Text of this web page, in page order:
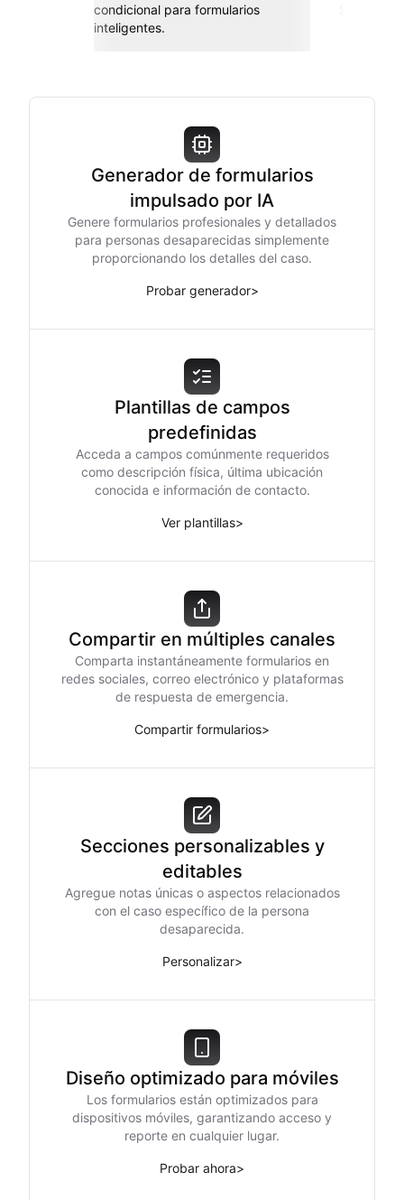
condicional para formularios
inteligentes.
Generador de formularios
impulsado por IA
Genere formularios profesionales y detallados
para personas desaparecidas simplemente
proporcionando los detalles del caso.
Probar generador>
Plantillas de campos
predefinidas
Acceda a campos comúnmente requeridos
como descripción física, última ubicación
conocida e información de contacto.
Ver plantillas>
Compartir en múltiples canales
Comparta instantáneamente formularios en
redes sociales, correo electrónico y plataformas
de respuesta de emergencia.
Compartir formularios>
Secciones personalizables y
editables
Agregue notas únicas o aspectos relacionados
con el caso específico de la persona
desaparecida.
Personalizar>
Diseño optimizado para móviles
Los formularios están optimizados para
dispositivos móviles, garantizando acceso y
reporte en cualquier lugar.
Probar ahora>